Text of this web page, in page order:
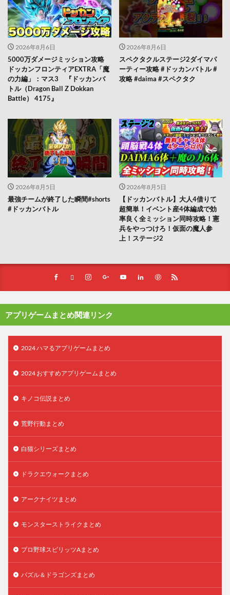
2026年8月6日
5000万ダメージミッション攻略
ドッカンフロンティアEXTRA「魔
の力編」：マス3 『ドッカンバ
トル（Dragon Ball Z Dokkan
Battle） 4175』
2026年8月6日
スペクタクルステージ2ダイマパ
ーティー攻略 #ドッカンバトル #
攻略 #daima #スペクタク
2026年8月5日
最強チームが終了した瞬間#shorts
#ドッカンバトル
2026年8月5日
【ドッカンバトル】大人4借りて
超簡単！イベント産4体編成で効
率良く全ミッション同時攻略！憲
兵をやっつけろ！仮面の魔人参
上！ステージ2
アプリゲームまとめ関連リンク
2024 ハマるアプリゲームまとめ
2024 おすすめアプリゲームまとめ
キノコ伝説まとめ
荒野行動まとめ
白猫シリーズまとめ
ドラクエウォークまとめ
アークナイツまとめ
モンスターストライクまとめ
プロ野球スピリッツAまとめ
パズル＆ドラゴンズまとめ